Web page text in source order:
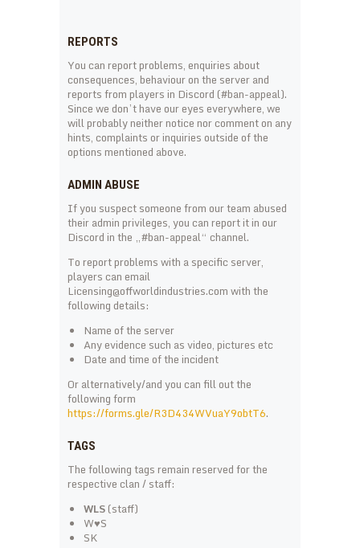
REPORTS
You can report problems, enquiries about
consequences, behaviour on the server and
reports from players in Discord (#ban-appeal).
Since we don’t have our eyes everywhere, we
will probably neither notice nor comment on any
hints, complaints or inquiries outside of the
options mentioned above.
ADMIN ABUSE
If you suspect someone from our team abused
their admin privileges, you can report it in our
Discord in the „#ban-appeal“ channel.
To report problems with a specific server,
players can email
Licensing@offworldindustries.com with the
following details:
Name of the server
Any evidence such as video, pictures etc
Date and time of the incident
Or alternatively/and you can fill out the
following form
https://forms.gle/R3D434WVuaY9obtT6.
TAGS
The following tags remain reserved for the
respective clan / staff:
WLS(staff)
W♥S
SK